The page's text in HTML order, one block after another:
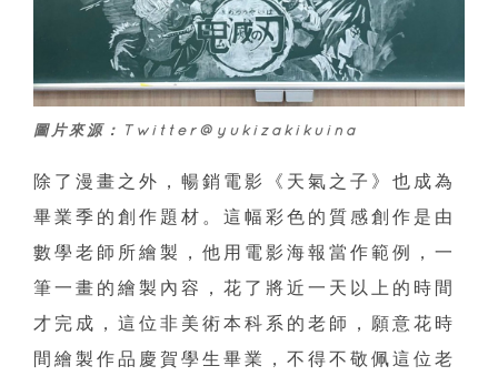
圖片來源：Twitter@yukizakikuina
除了漫畫之外，暢銷電影《天氣之子》也成為
畢業季的創作題材。這幅彩色的質感創作是由
數學老師所繪製，他用電影海報當作範例，一
筆一畫的繪製內容，花了將近一天以上的時間
才完成，這位非美術本科系的老師，願意花時
間繪製作品慶賀學生畢業，不得不敬佩這位老